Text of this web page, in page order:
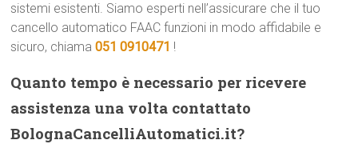
sistemi esistenti. Siamo esperti nell’assicurare che il tuo
cancello automatico FAAC funzioni in modo affidabile e
sicuro, chiama051 0910471 !
Quanto tempo è necessario per ricevere
assistenza una volta contattato
BolognaCancelliAutomatici.it?